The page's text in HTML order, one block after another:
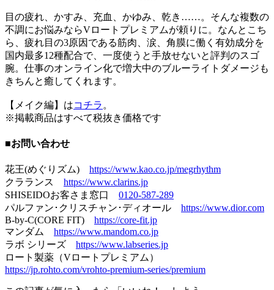
目の疲れ、かすみ、充血、かゆみ、乾き……。そんな複数の
不調にお悩みならVロートプレミアムが頼りに。なんとこち
ら、疲れ目の3原因である筋肉、涙、角膜に働く有効成分を
国内最多12種配合で、一度使うと手放せないと評判のスゴ
腕。仕事のオンライン化で増大中のブルーライトダメージも
きちんと癒してくれます。
【メイク編】はコチラ 。
※掲載商品はすべて税抜き価格です
■お問い合わせ
花王(めぐりズム) https://www.kao.co.jp/megrhythm
クラランス https://www.clarins.jp
SHISEIDOお客さま窓口 0120-587-289
パルファン･クリスチャン･ディオール https://www.dior.com
B-by-C(CORE FIT) https://core-fit.jp
マンダム https://www.mandom.co.jp
ラボ シリーズ https://www.labseries.jp
ロート製薬（Vロートプレミアム）
https://jp.rohto.com/vrohto-premium-series/premium